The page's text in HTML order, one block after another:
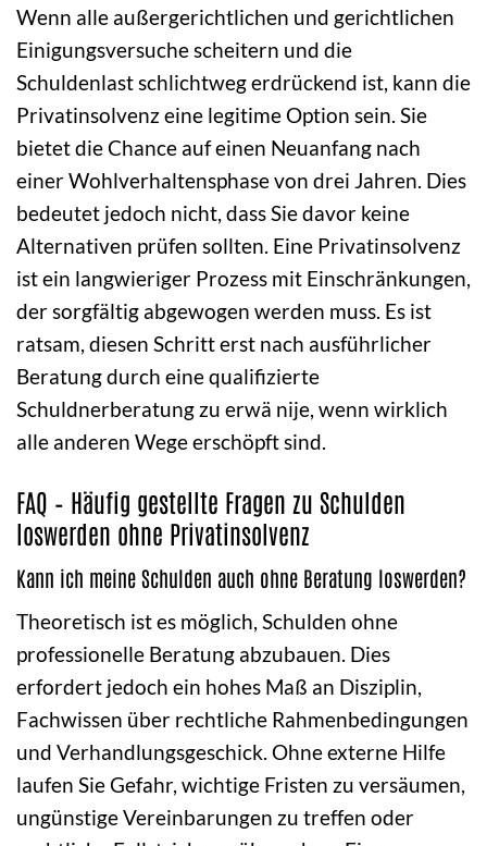
Wenn alle außergerichtlichen und gerichtlichen
Einigungsversuche scheitern und die
Schuldenlast schlichtweg erdrückend ist, kann die
Privatinsolvenz eine legitime Option sein. Sie
bietet die Chance auf einen Neuanfang nach
einer Wohlverhaltensphase von drei Jahren. Dies
bedeutet jedoch nicht, dass Sie davor keine
Alternativen prüfen sollten. Eine Privatinsolvenz
ist ein langwieriger Prozess mit Einschränkungen,
der sorgfältig abgewogen werden muss. Es ist
ratsam, diesen Schritt erst nach ausführlicher
Beratung durch eine qualifizierte
Schuldnerberatung zu erwä nije, wenn wirklich
alle anderen Wege erschöpft sind.
FAQ – Häufig gestellte Fragen zu Schulden
loswerden ohne Privatinsolvenz
Kann ich meine Schulden auch ohne Beratung loswerden?
Theoretisch ist es möglich, Schulden ohne
professionelle Beratung abzubauen. Dies
erfordert jedoch ein hohes Maß an Disziplin,
Fachwissen über rechtliche Rahmenbedingungen
und Verhandlungsgeschick. Ohne externe Hilfe
laufen Sie Gefahr, wichtige Fristen zu versäumen,
ungünstige Vereinbarungen zu treffen oder